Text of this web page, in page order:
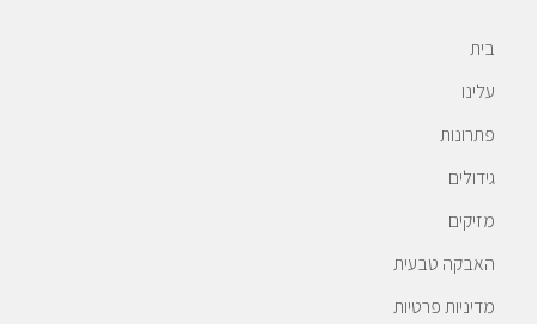
בית
עלינו
פתרונות
גידולים
מזיקים
האבקה טבעית
מדיניות פרטיות